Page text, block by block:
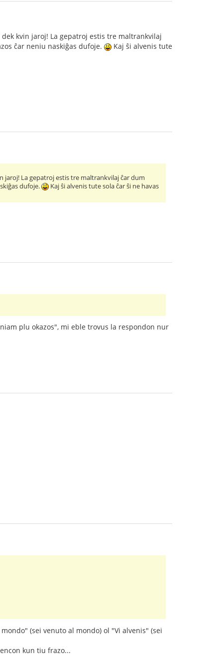
kvin jaroj! La gepatroj estis tre maltrankvilaj
ĉar neniu naskiĝas dufoje.
Kaj ŝi alvenis tute
jaroj! La gepatroj estis tre maltrankvilaj ĉar dum
dufoje.
Kaj ŝi alvenis tute sola ĉar ŝi ne havas
plu okazos", mi eble trovus la respondon nur
(sei venuto al mondo) ol "Vi alvenis" (sei
kun tiu frazo...